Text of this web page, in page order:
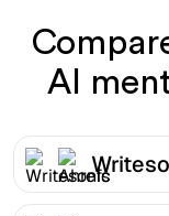
AI